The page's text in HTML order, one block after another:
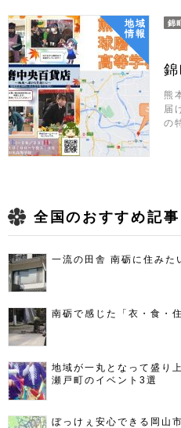
地域
情報
錦
熊
届
の
全国のおすすめ記事
一流の田舎 南砺に住みた
南砺で感じた「衣・食・住
地域が一丸となって盛り
瀬戸町のイベント3選
ぼっけぇ安心できる岡山